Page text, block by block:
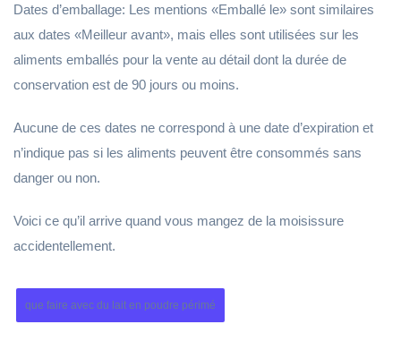
Dates d’emballage: Les mentions «Emballé le» sont similaires
aux dates «Meilleur avant», mais elles sont utilisées sur les
aliments emballés pour la vente au détail dont la durée de
conservation est de 90 jours ou moins.
Aucune de ces dates ne correspond à une date d’expiration et
n’indique pas si les aliments peuvent être consommés sans
danger ou non.
Voici ce qu’il arrive quand vous mangez de la moisissure
accidentellement.
que faire avec du lait en poudre périmé